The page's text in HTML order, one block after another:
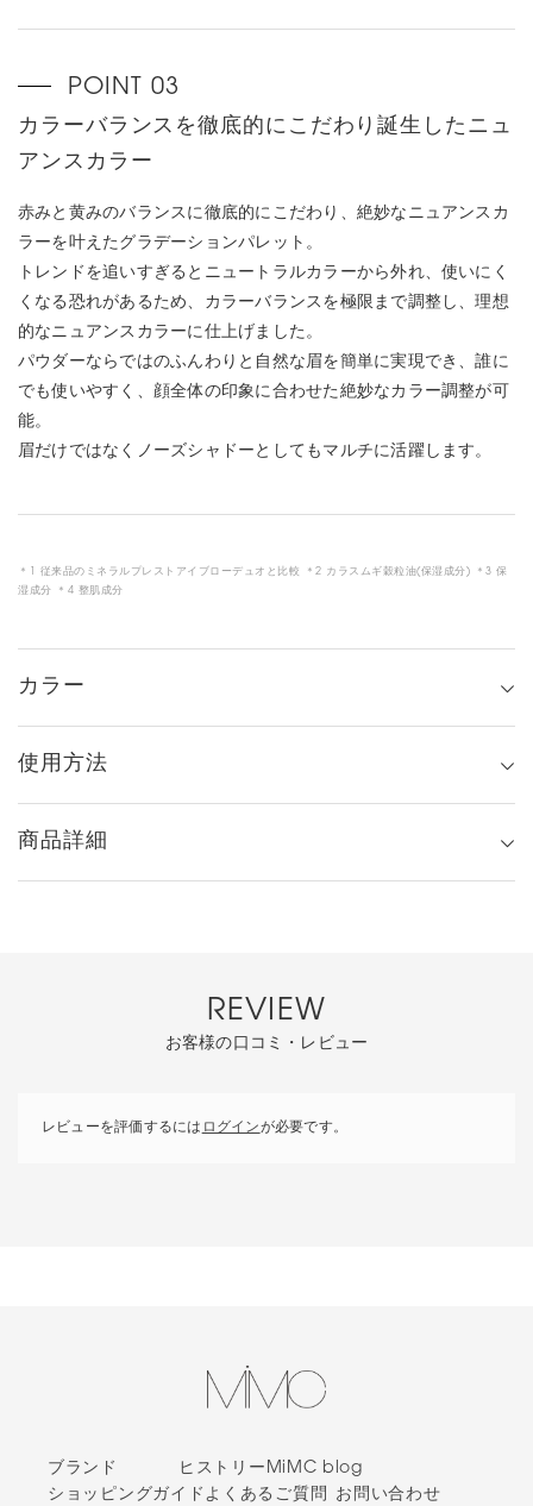
カラーバランスを徹底的にこだわり誕生したニュ
アンスカラー
赤みと黄みのバランスに徹底的にこだわり、絶妙なニュアンスカ
ラーを叶えたグラデーションパレット。
トレンドを追いすぎるとニュートラルカラーから外れ、使いにく
くなる恐れがあるため、カラーバランスを極限まで調整し、理想
的なニュアンスカラーに仕上げました。
パウダーならではのふんわりと自然な眉を簡単に実現でき、誰に
でも使いやすく、顔全体の印象に合わせた絶妙なカラー調整が可
能。
眉だけではなくノーズシャドーとしてもマルチに活躍します。
＊1 従来品のミネラルプレストアイブローデュオと比較 ＊2 カラスムギ穀粒油(保湿成分) ＊3 保
湿成分 ＊4 整肌成分
カラー
使用方法
商品詳細
REVIEW
お客様の口コミ・レビュー
レビューを評価するには ログインが必要です。
ブランド ヒストリー MiMC blog
ショッピングガイド よくあるご質問 お問い合わせ